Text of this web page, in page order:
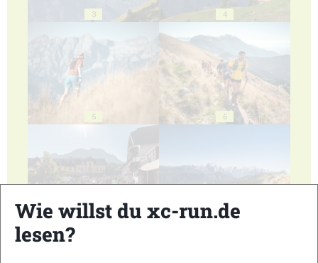
3 4
5 6
7 8
Wie willst du xc-run.de
lesen?